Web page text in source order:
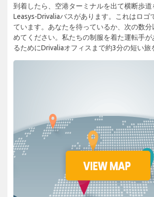
到着したら、空港ターミナルを出て横断歩道
Leasys-Drivaliaバスがあります。これはロゴ
ています。あなたを待っているか、次の数
めてください。私たちの制服を着た運転手
るためにDrivaliaオフィスまで約3分の短い旅